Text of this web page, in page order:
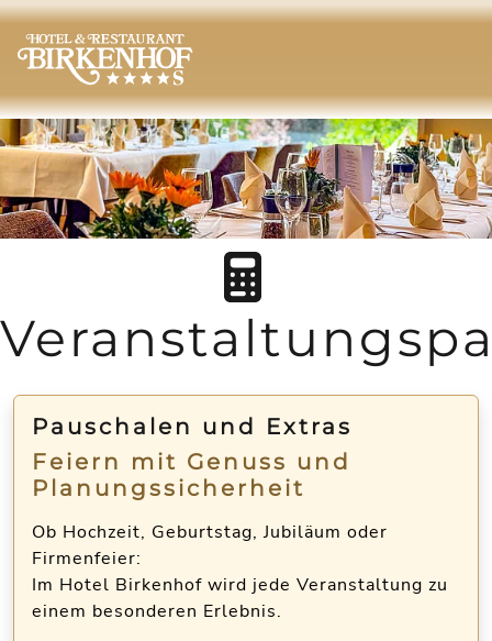
Pauschalen und Extras
Feiern mit Genuss und
Planungssicherheit
Ob Hochzeit, Geburtstag, Jubiläum oder
Firmenfeier:
Im Hotel Birkenhof wird jede Veranstaltung zu
einem besonderen Erlebnis.